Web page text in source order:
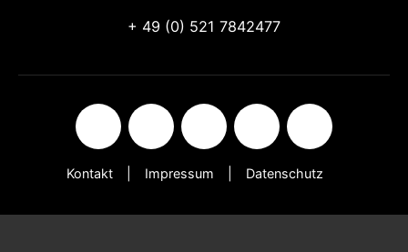
+ 49 (0) 521 7842477
Kontakt Impressum Datenschutz